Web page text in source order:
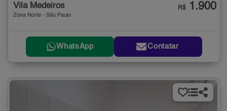
Vila Medeiros
Zona Norte - São Paulo
R$ 1.900
WhatsApp Contatar